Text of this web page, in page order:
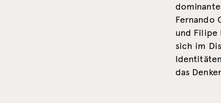
Fernando
und Filipe
sich im
das